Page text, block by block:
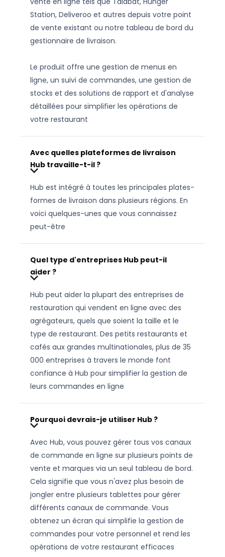
Station, Deliveroo et autres depuis votre point
de vente existant ou notre tableau de bord du
gestionnaire de livraison.
Le produit offre une gestion de menus en
ligne, un suivi de commandes, une gestion de
stocks et des solutions de rapport et d'analyse
détaillées pour simplifier les opérations de
votre restaurant
Avec quelles plateformes de livraison
Hub travaille-t-il ?
Hub est intégré à toutes les principales plates-
formes de livraison dans plusieurs régions. En
voici quelques-unes que vous connaissez
peut-être
Quel type d'entreprises Hub peut-il
aider ?
Hub peut aider la plupart des entreprises de
restauration qui vendent en ligne avec des
agrégateurs, quels que soient la taille et le
type de restaurant. Des petits restaurants et
cafés aux grandes multinationales, plus de 35
000 entreprises à travers le monde font
confiance à Hub pour simplifier la gestion de
leurs commandes en ligne
Pourquoi devrais-je utiliser Hub ?
Avec Hub, vous pouvez gérer tous vos canaux
de commande en ligne sur plusieurs points de
vente et marques via un seul tableau de bord.
Cela signifie que vous n'avez plus besoin de
jongler entre plusieurs tablettes pour gérer
différents canaux de commande. Vous
obtenez un écran qui simplifie la gestion de
commandes pour votre personnel et rend les
opérations de votre restaurant efficaces